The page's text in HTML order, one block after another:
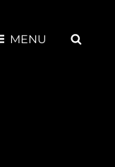
MENU